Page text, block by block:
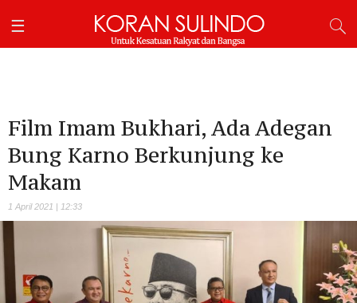
Film Imam Bukhari, Ada Adegan
Bung Karno Berkunjung ke
Makam
1 April 2021 | 12:33